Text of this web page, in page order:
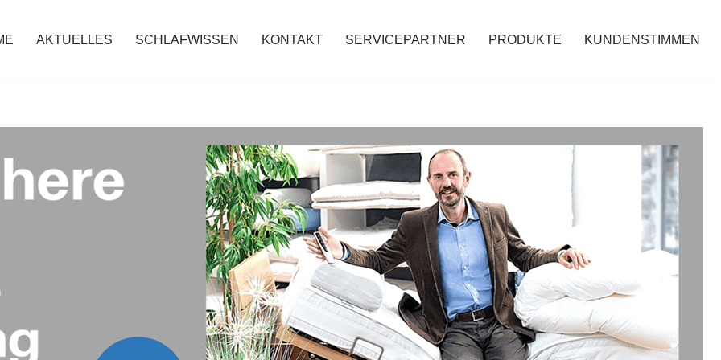
AKTUELLES SCHLAFWISSEN KONTAKT SERVICEPARTNER PRODUKTE KUNDENSTIMMEN